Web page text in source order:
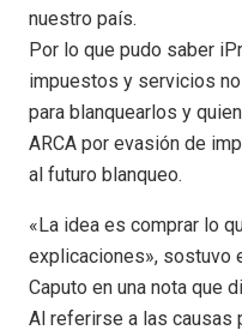
nuestro país.
Por lo que pudo saber
impuestos y servicios
para blanquearlos y
ARCA por evasión de
al futuro blanqueo.
«La idea es comprar lo
explicaciones», sostuvo
Caputo en una nota que
Al referirse a las causas